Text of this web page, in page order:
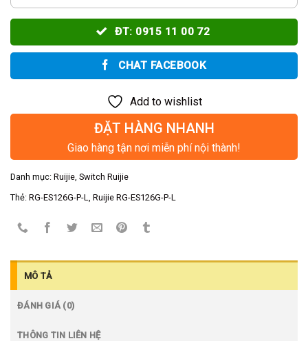
ĐT: 0915 11 00 72
CHAT FACEBOOK
Add to wishlist
ĐẶT HÀNG NHANH
Giao hàng tận nơi miễn phí nội thành!
Danh mục: Ruijie, Switch Ruijie
Thẻ: RG-ES126G-P-L, Ruijie RG-ES126G-P-L
MÔ TẢ
ĐÁNH GIÁ (0)
THÔNG TIN LIÊN HỆ